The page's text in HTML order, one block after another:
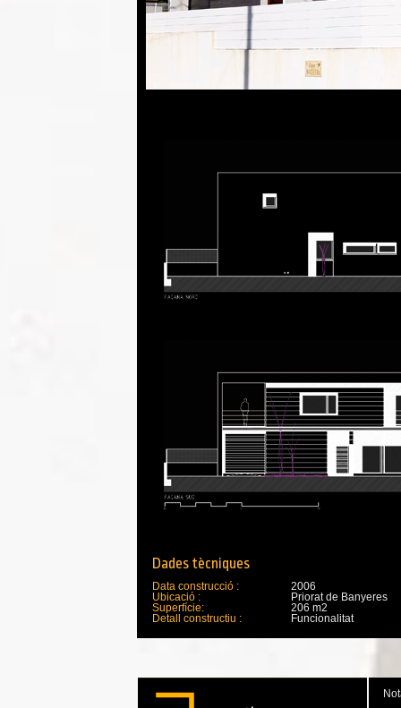
Dades tècniques
Data construcció :
2006
Ubicació :
Priorat de Banyeres
Superfície:
206 m2
Detall constructiu :
Funcionalitat